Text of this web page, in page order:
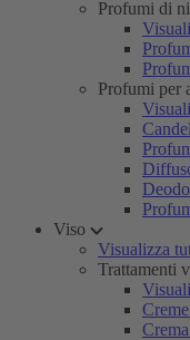
Profumi di
Profumi per
Viso
Visualizza
Trattamenti